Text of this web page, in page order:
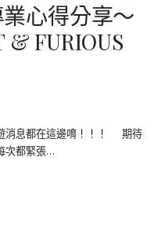
心得分享～
& FURIOUS
消息都在這邊唷！！！ 期待
次都緊張…